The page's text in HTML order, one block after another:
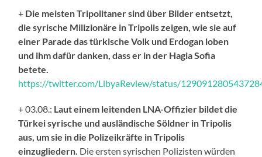
+ Die meisten Tripolitaner sind über Bilder entsetzt,
die syrische Milizionäre in Tripolis zeigen, wie sie auf
einer Parade das türkische Volk und Erdogan loben
und ihm dafür danken, dass er in der Hagia Sofia
betete.
https://twitter.com/LibyaReview/status/
+ 03.08.: Laut einem leitenden LNA-Offizier bildet die
Türkei syrische und ausländische Söldner in Tripolis
aus, um sie in die Polizeikräfte in Tripolis
einzugliedern. Die ersten syrischen Polizisten würden